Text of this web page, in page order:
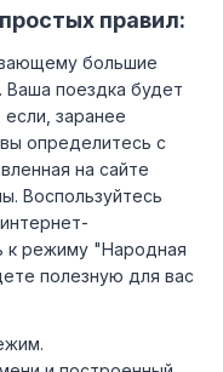
правил:
большие
Ваша поездка будет
заранее
определитесь с
на сайте
Воспользуйтесь
к режиму "Народная
полезную для вас